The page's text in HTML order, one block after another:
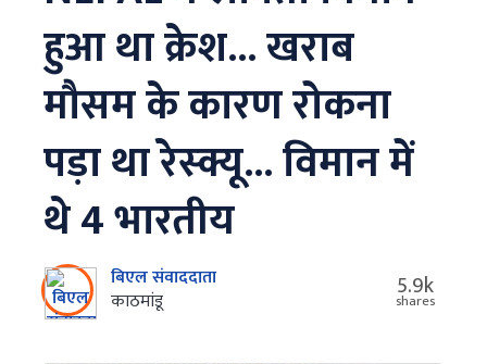
हुआ था क्रेश... खराब
मौसम के कारण रोकना
पड़ा था रेस्क्यू...​ विमान में
थे 4 भारतीय
बिएल संवाददाता
काठमांडू
5.9k
shares